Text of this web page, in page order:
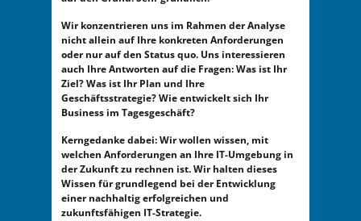
Wir konzentrieren uns im Rahmen der Analyse
nicht allein auf Ihre konkreten Anforderungen
oder nur auf den Status quo. Uns interessieren
auch Ihre Antworten auf die Fragen: Was ist Ihr
Ziel? Was ist Ihr Plan und Ihre
Geschäftsstrategie? Wie entwickelt sich Ihr
Business im Tagesgeschäft?
Kerngedanke dabei: Wir wollen wissen, mit
welchen Anforderungen an Ihre IT-Umgebung in
der Zukunft zu rechnen ist. Wir halten dieses
Wissen für grundlegend bei der Entwicklung
einer nachhaltig erfolgreichen und
zukunftsfähigen IT-Strategie.